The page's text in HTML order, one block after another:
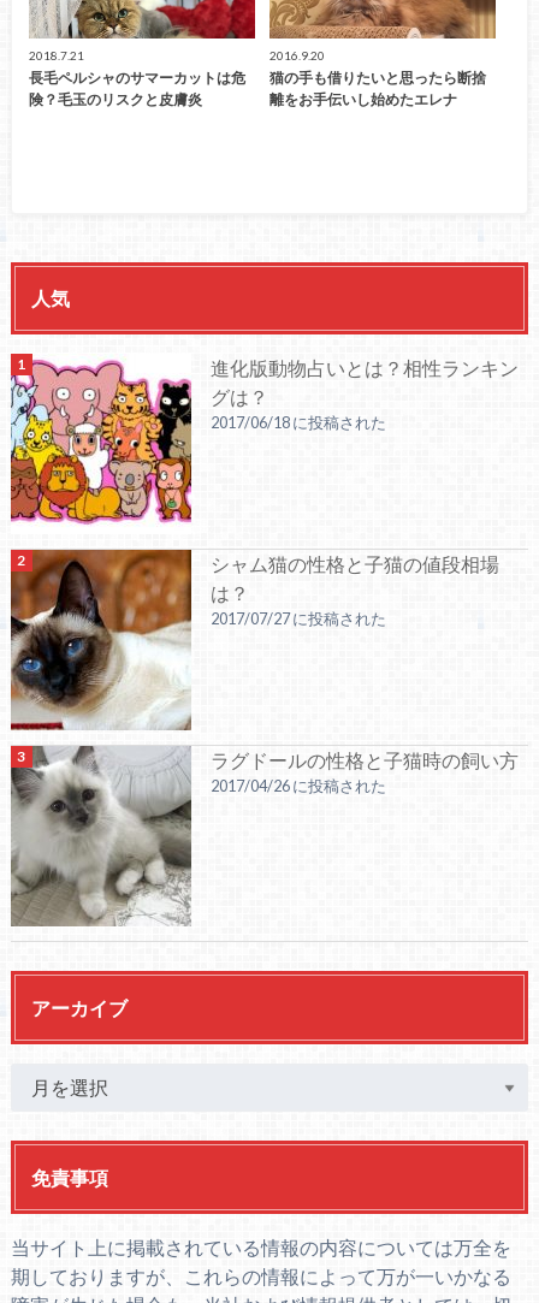
2018.7.21
長毛ペルシャのサマーカットは危
険？毛玉のリスクと皮膚炎
2016.9.20
猫の手も借りたいと思ったら断捨
離をお手伝いし始めたエレナ
人気
進化版動物占いとは？相性ランキン
グは？
2017/06/18 に投稿された
シャム猫の性格と子猫の値段相場
は？
2017/07/27 に投稿された
ラグドールの性格と子猫時の飼い方
2017/04/26 に投稿された
アーカイブ
免責事項
当サイト上に掲載されている情報の内容については万全を
期しておりますが、これらの情報によって万が一いかなる